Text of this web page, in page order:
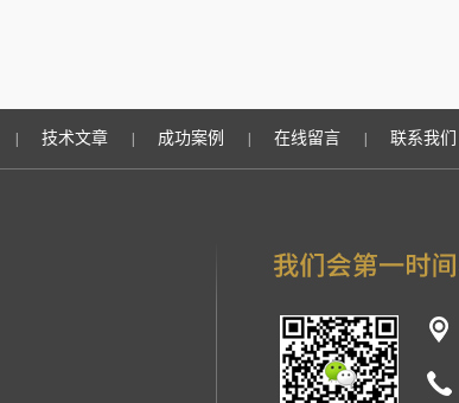
技术文章 成功案例 在线留言 联系我们